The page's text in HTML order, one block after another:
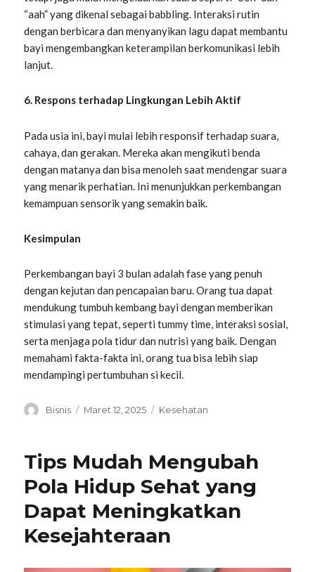
“aah” yang dikenal sebagai babbling. Interaksi rutin
dengan berbicara dan menyanyikan lagu dapat membantu
bayi mengembangkan keterampilan berkomunikasi lebih
lanjut.
6. Respons terhadap Lingkungan Lebih Aktif
Pada usia ini, bayi mulai lebih responsif terhadap suara,
cahaya, dan gerakan. Mereka akan mengikuti benda
dengan matanya dan bisa menoleh saat mendengar suara
yang menarik perhatian. Ini menunjukkan perkembangan
kemampuan sensorik yang semakin baik.
Kesimpulan
Perkembangan bayi 3 bulan adalah fase yang penuh
dengan kejutan dan pencapaian baru. Orang tua dapat
mendukung tumbuh kembang bayi dengan memberikan
stimulasi yang tepat, seperti tummy time, interaksi sosial,
serta menjaga pola tidur dan nutrisi yang baik. Dengan
memahami fakta-fakta ini, orang tua bisa lebih siap
mendampingi pertumbuhan si kecil.
Penulis
Bisnis
Diposkan
Maret 12, 2025 Kategori
Kesehatan
Tips Mudah Mengubah
Pola Hidup Sehat yang
Dapat Meningkatkan
Kesejahteraan